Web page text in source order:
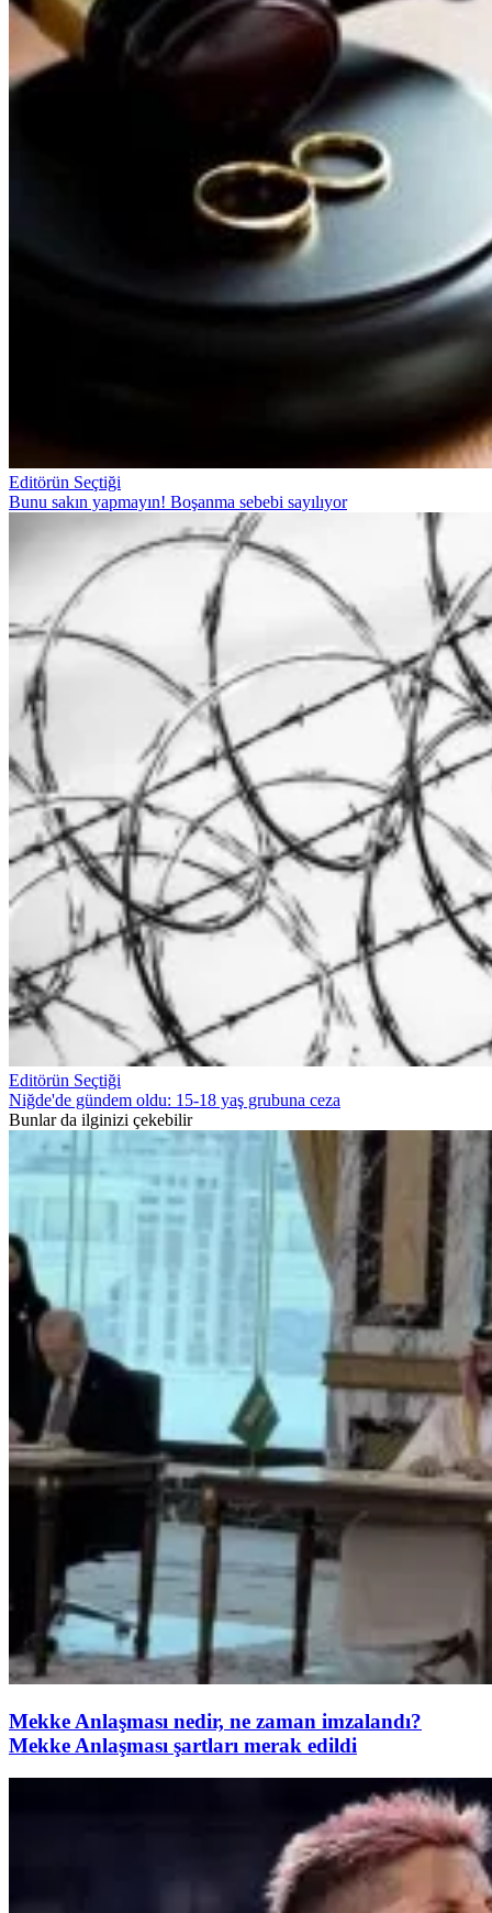
Editörün Seçtiği
Bunu sakın yapmayın! Boşanma sebebi sayılıyor
Editörün Seçtiği
Niğde'de gündem oldu: 15-18 yaş grubuna ceza
Bunlar da ilginizi çekebilir
Mekke Anlaşması nedir, ne zaman imzalandı?
Mekke Anlaşması şartları merak edildi